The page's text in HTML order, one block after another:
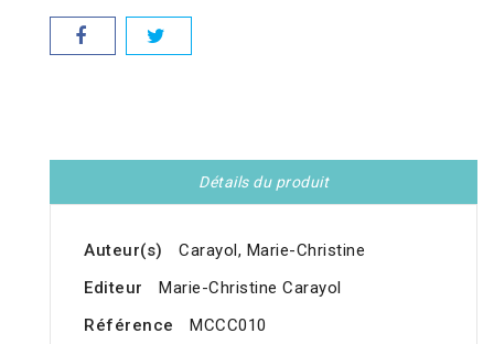
Détails du produit
Auteur(s)
Carayol, Marie-Christine
Editeur
Marie-Christine Carayol
Référence
MCCC010